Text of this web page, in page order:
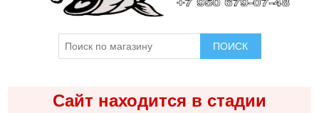
ПОИСК
Сайт находится в стадии